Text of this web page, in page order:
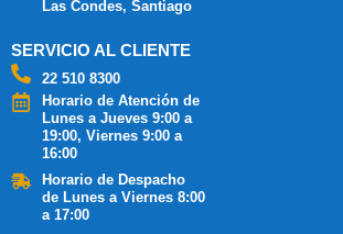
Las Condes, Santiago
SERVICIO AL CLIENTE
22 510 8300
Horario de Atención de
Lunes a Jueves 9:00 a
19:00, Viernes 9:00 a
16:00
Horario de Despacho
de Lunes a Viernes 8:00
a 17:00